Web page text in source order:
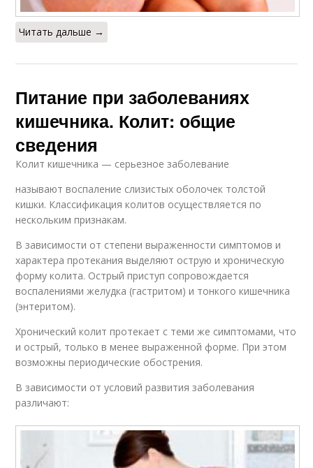
Читать дальше →
Питание при заболеваниях
кишечника. Колит: общие
сведения
Колит кишечника — серьезное заболевание
называют воспаление слизистых оболочек толстой
кишки. Классификация колитов осуществляется по
нескольким признакам.
В зависимости от степени выраженности симптомов и
характера протекания выделяют острую и хроническую
форму колита. Острый приступ сопровождается
воспалениями желудка (гастритом) и тонкого кишечника
(энтеритом).
Хронический колит протекает с теми же симптомами, что
и острый, только в менее выраженной форме. При этом
возможны периодические обострения.
В зависимости от условий развития заболевания
различают: